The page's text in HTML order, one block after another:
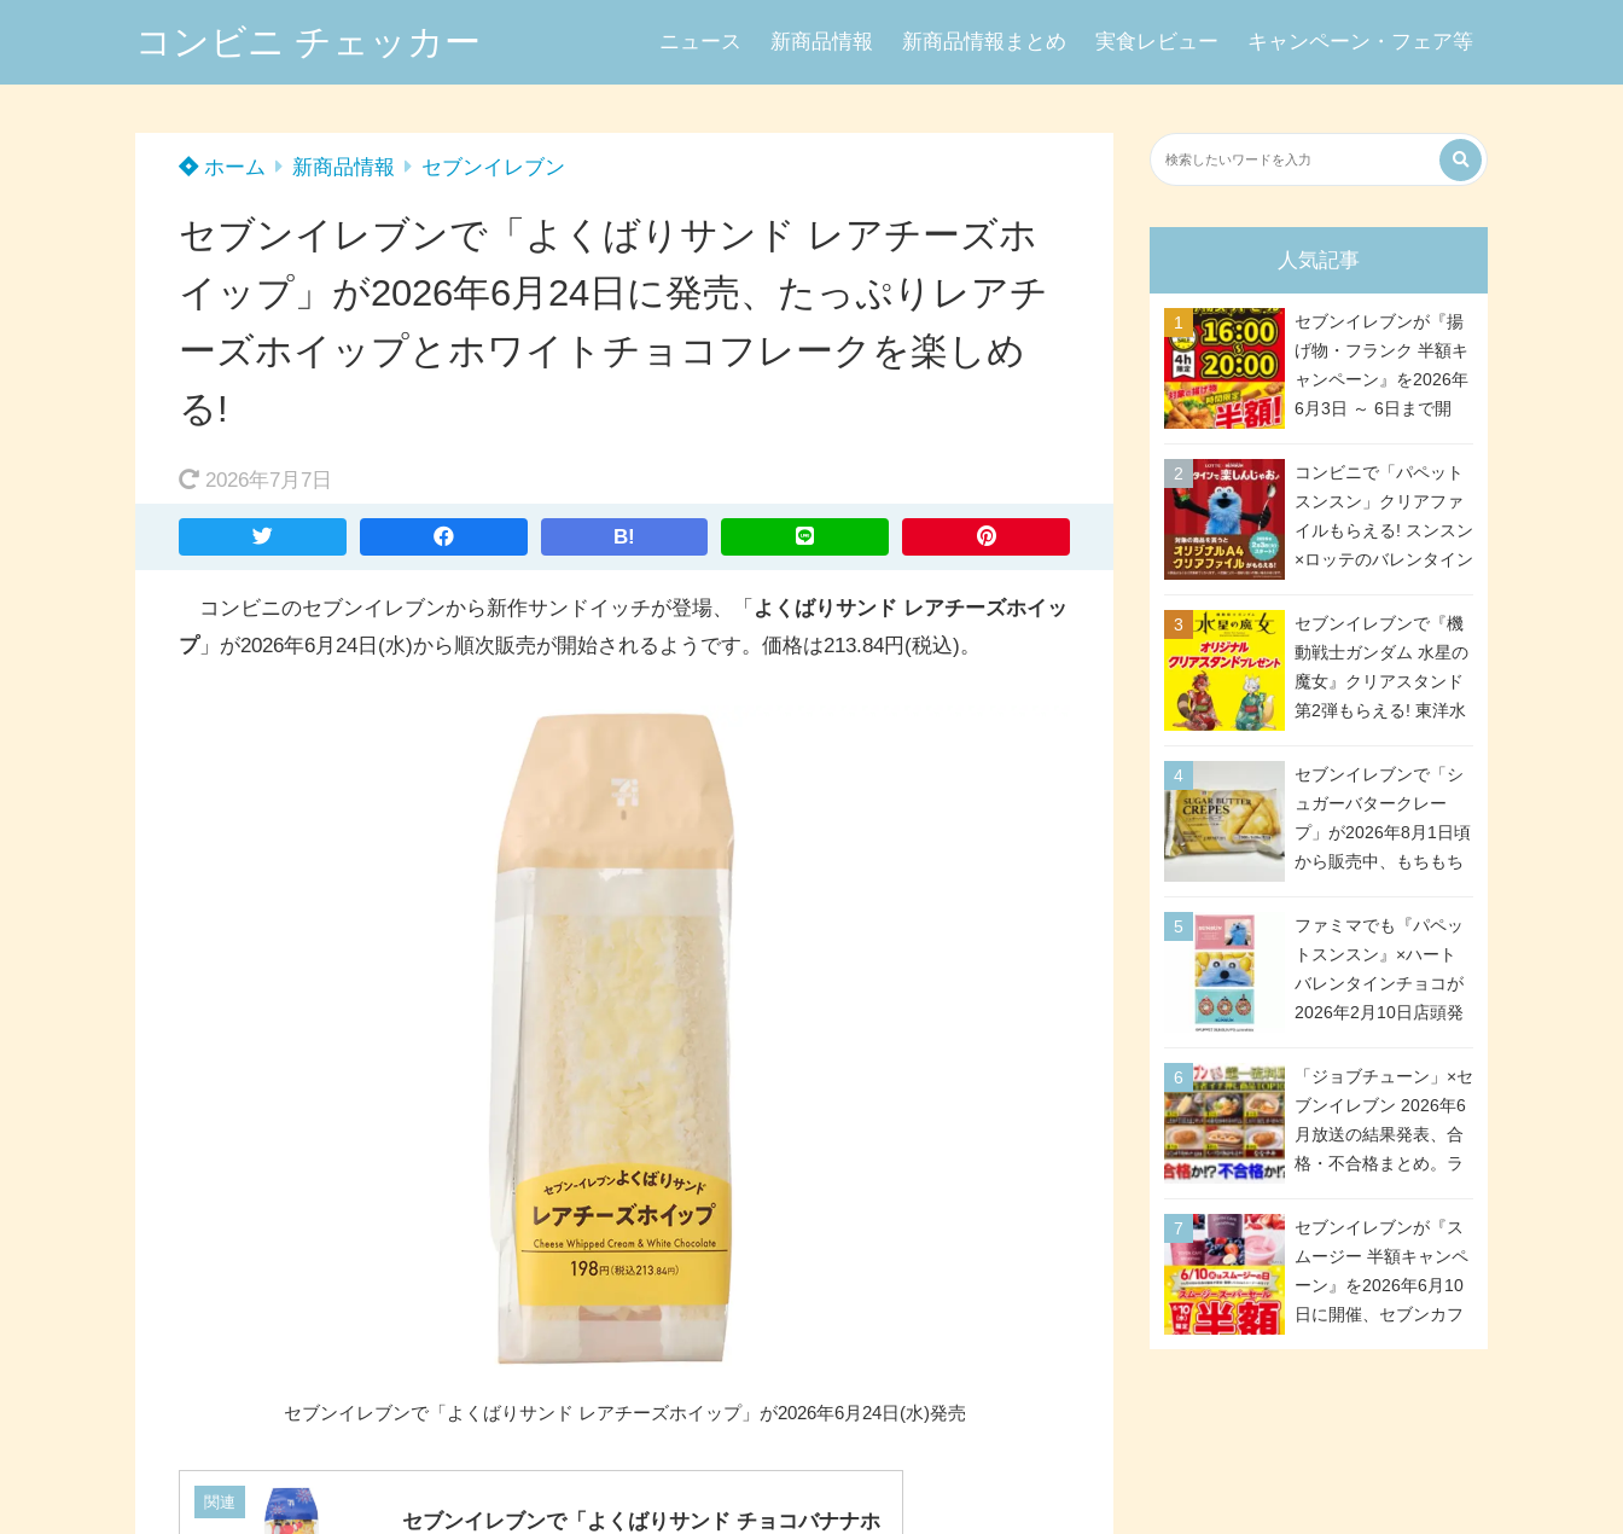
コンビニ チェッカー ニュース 新商品情報 新商品情報まとめ 実食レビュー キャンペーン・フェア等
ホーム 新商品情報 セブンイレブン
セブンイレブンで「よくばりサンド レアチーズホ
イップ」が2026年6月24日に発売、たっぷりレアチ
ーズホイップとホワイトチョコフレークを楽しめ
る!
2026年7月7日
B!
コンビニのセブンイレブンから新作サンドイッチが登場、「 よくばりサンド レアチーズホイッ
プ」が2026年6月24日(水)から順次販売が開始されるようです。価格は213.84円(税込)。
セブンイレブンで「よくばりサンド レアチーズホイップ」が2026年6月24日(水)発売
関連
セブンイレブンで「よくばりサンド チョコバナナホ
人気記事
セブンイレブンが『揚
げ物・フランク 半額キ
ャンペーン』を2026年
6月3日 ～ 6日まで開
などが「揚げ物スーパ
ーセール」でお得に! 各
日16:00 ～ 20:00の4時
間限定で実施。ななチ
メリカンドッグが税抜
き69円!
コンビニで「パペット
スンスン」クリアファ
イルもらえる! スンスン
×ロッテのバレンタイン
スタート。セブン、フ
ァミマ、ローソンの3社
で異なるデザイン＆対
象商品
セブンイレブンで『機
動戦士ガンダム 水星の
魔女』クリアスタンド
第2弾もらえる! 東洋水
ペーンが2026年5月26
日スタート。浴衣＆た
ぬき・キツネ姿のスレ
ッタ / ミオリネ / グエ
号・5号) / シャディク
ドになって登場!
セブンイレブンで「シ
ュガーバタークレー
プ」が2026年8月1日頃
から販売中、もちもち
シュガー＆バターをレ
ンジアップで手軽に楽
しめる冷凍食品。2個入
り
ファミマでも『パペッ
トスンスン』×ハート
バレンタインチョコが
2026年2月10日店頭発
チョコ」「チョコ缶」
「ツインギフト」が登
場
「ジョブチューン」×セ
ブンイレブン 2026年6
月放送の結果発表、合
格・不合格まとめ。ラ
合格「金のハンバー
グ」。満場一致合格数
は6商品、合格数は2商
品。TVerでの見逃し配
セブンイレブンが『ス
ムージー 半額キャンペ
ーン』を2026年6月10
日に開催、セブンカフ